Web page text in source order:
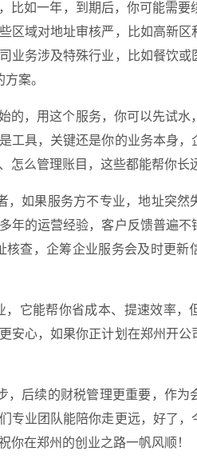
比如一年，到期后，你可能需要
区域对地址审核严，比如高新区
业务涉及特殊行业，比如餐饮或
案。
的，用这个服务，你可以先试水
工具，关键还是你的业务本身，
么管理账目，这些都能帮你长
如果服务方不专业，地址突然
年的运营经验，客户反馈普遍不
查，企筹企业服务会及时更新
它能帮你省成本、提速效率，
安心，如果你正计划在郑州开公
后续的财税管理更重要，作为
专业团队能陪你走更远，好了，
在郑州的创业之路一帆风顺！